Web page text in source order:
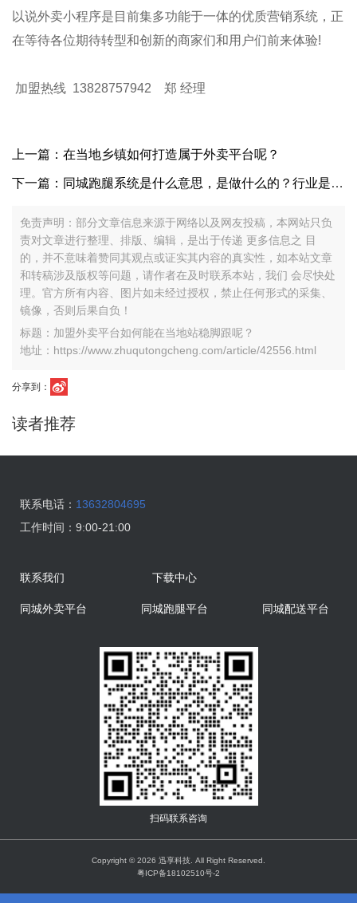
以说外卖小程序是目前集多功能于一体的优质营销系统 ，正
在等待各位期待转型和创新的商家们和用户们前来体验!
加盟热线 13828757942 郑 经理
上一篇：在当地乡镇如何打造属于外卖平台呢？
下一篇：同城跑腿系统是什么意思，是做什么的？行业是怎样发展起来的？
免责声明：部分文章信息来源于网络以及网友投稿，本网站只负
责对文章进行整理、排版、编辑，是出于传递 更多信息之 目
的，并不意味着赞同其观点或证实其内容的真实性，如本站文章
和转稿涉及版权等问题，请作者在及时联系本站，我们 会尽快处
理。官方所有内容、图片如未经过授权，禁止任何形式的采集、
镜像，否则后果自负！
标题：加盟外卖平台如何能在当地站稳脚跟呢？
地址：https://www.zhuqutongcheng.com/article/42556.html
分享到：
读者推荐
联系电话： 13632804695
工作时间： 9:00-21:00
联系我们 下载中心
同城外卖平台 同城跑腿平台 同城配送平台
扫码联系咨询
Copyright © 2026 迅享科技. All Right Reserved.
粤ICP备18102510号-2